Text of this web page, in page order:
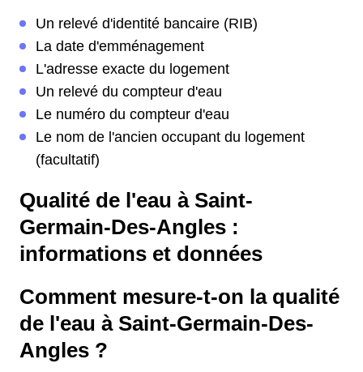
Un relevé d'identité bancaire (RIB)
La date d'emménagement
L'adresse exacte du logement
Un relevé du compteur d'eau
Le numéro du compteur d'eau
Le nom de l'ancien occupant du logement
(facultatif)
Qualité de l'eau à Saint-
Germain-Des-Angles :
informations et données
Comment mesure-t-on la qualité
de l'eau à Saint-Germain-Des-
Angles ?